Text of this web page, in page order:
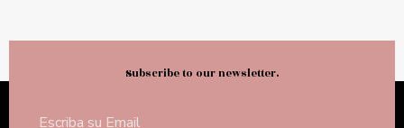
Subscribe to our newsletter.